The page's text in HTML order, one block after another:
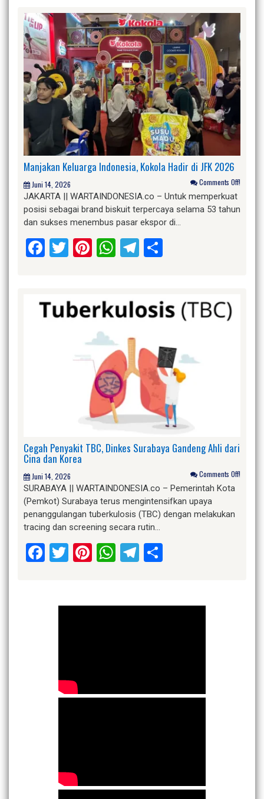
Manjakan Keluarga Indonesia, Kokola Hadir di JFK 2026
Juni 14, 2026 Comments Off!
JAKARTA || WARTAINDONESIA.co – Untuk memperkuat
posisi sebagai brand biskuit terpercaya selama 53 tahun
dan sukses menembus pasar ekspor di…
Facebook
Twitter
Pinterest
WhatsApp
Telegram
Cegah Penyakit TBC, Dinkes Surabaya Gandeng Ahli dari
Cina dan Korea
Juni 14, 2026 Comments Off!
SURABAYA || WARTAINDONESIA.co – Pemerintah Kota
(Pemkot) Surabaya terus mengintensifkan upaya
penanggulangan tuberkulosis (TBC) dengan melakukan
tracing dan screening secara rutin…
Facebook
Twitter
Pinterest
WhatsApp
Telegram